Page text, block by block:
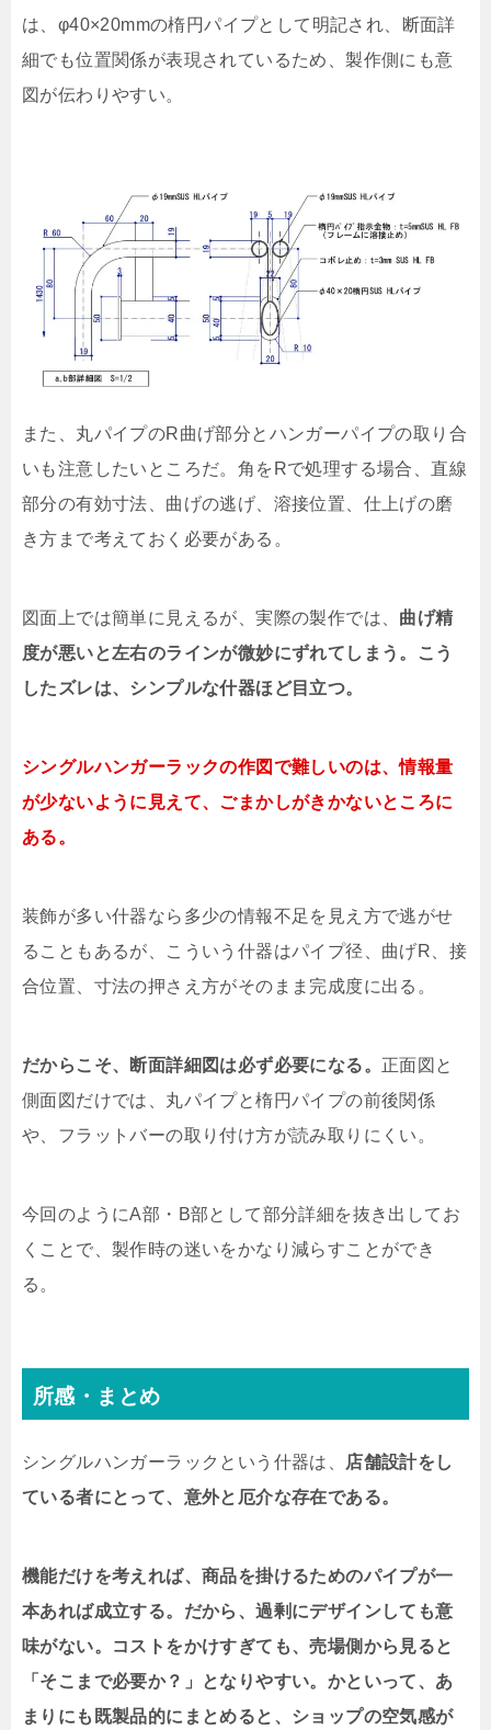
は、φ40×20mmの楕円パイプとして明記され、断面詳
細でも位置関係が表現されているため、製作側にも意
図が伝わりやすい。
また、丸パイプのR曲げ部分とハンガーパイプの取り合
いも注意したいところだ。角をRで処理する場合、直線
部分の有効寸法、曲げの逃げ、溶接位置、仕上げの磨
き方まで考えておく必要がある。
図面上では簡単に見えるが、実際の製作では、 曲げ精
度が悪いと左右のラインが微妙にずれてしまう。こう
したズレは、シンプルな什器ほど目立つ。
シングルハンガーラックの作図で難しいのは、情報量
が少ないように見えて、ごまかしがきかないところに
ある。
装飾が多い什器なら多少の情報不足を見え方で逃がせ
ることもあるが、こういう什器はパイプ径、曲げR、接
合位置、寸法の押さえ方がそのまま完成度に出る。
だからこそ、断面詳細図は必ず必要になる。 正面図と
側面図だけでは、丸パイプと楕円パイプの前後関係
や、フラットバーの取り付け方が読み取りにくい。
今回のようにA部・B部として部分詳細を抜き出してお
くことで、製作時の迷いをかなり減らすことができ
る。
所感・まとめ
シングルハンガーラックという什器は、
店舗設計をし
ている者にとって、意外と厄介な存在である。
機能だけを考えれば、商品を掛けるためのパイプが一
本あれば成立する。だから、過剰にデザインしても意
味がない。コストをかけすぎても、売場側から見ると
「そこまで必要か？」となりやすい。かといって、あ
まりにも既製品的にまとめると、ショップの空気感が